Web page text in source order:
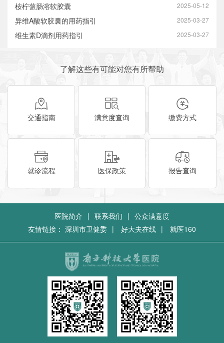
2025-05-12
桉柠蒎肠溶软胶囊
2025-03-27
异维A酸软胶囊的用药指引
2025-03-27
维生素D滴剂用药指引
了解这些有可能对您有所帮助
交通指南 满意度查询 缴费方式
就诊流程 医保政策 报告查询
医院简介 | 联系我们 | 公众满意度
友情链接： 深圳市卫健委 | 好大夫在线 | 就医160